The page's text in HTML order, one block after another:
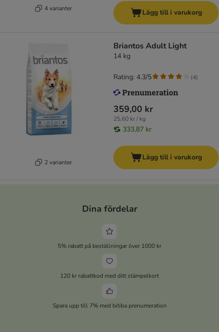
4 varianter Lägg till i varukorg
2 varianter
Briantos Adult Light
14 kg
359,00 kr
25,60 kr / kg
333,87 kr
Rating: 4.3/5 (4)
Lägg till i varukorg
Dina fördelar
5% rabatt på beställningar över 1000 kr
120 kr rabattkod med ditt stämpelkort
Spara upp till 7% med bitiba prenumeration